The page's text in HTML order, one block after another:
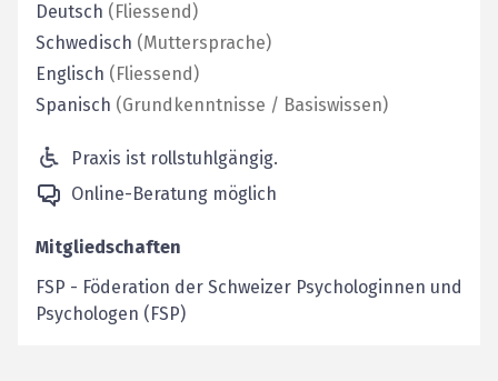
Deutsch (Fliessend)
Schwedisch (Muttersprache)
Englisch (Fliessend)
Spanisch (Grundkenntnisse / Basiswissen)
Praxis ist rollstuhlgängig.
Online-Beratung möglich
Mitgliedschaften
FSP - Föderation der Schweizer Psychologinnen und
Psychologen (FSP)